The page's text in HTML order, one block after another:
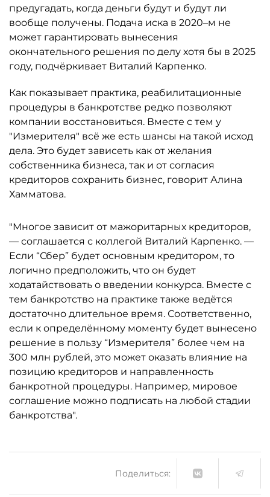
предугадать, когда деньги будут и будут ли
вообще получены. Подача иска в 2020–м не
может гарантировать вынесения
окончательного решения по делу хотя бы в 2025
году, подчёркивает Виталий Карпенко.
Как показывает практика, реабилитационные
процедуры в банкротстве редко позволяют
компании восстановиться. Вместе с тем у
"Измерителя" всё же есть шансы на такой исход
дела. Это будет зависеть как от желания
собственника бизнеса, так и от согласия
кредиторов сохранить бизнес, говорит Алина
Хамматова.
"Многое зависит от мажоритарных кредиторов,
— соглашается с коллегой Виталий Карпенко. —
Если “Сбер” будет основным кредитором, то
логично предположить, что он будет
ходатайствовать о введении конкурса. Вместе с
тем банкротство на практике также ведётся
достаточно длительное время. Соответственно,
если к определённому моменту будет вынесено
решение в пользу “Измерителя” более чем на
300 млн рублей, это может оказать влияние на
позицию кредиторов и направленность
банкротной процедуры. Например, мировое
соглашение можно подписать на любой стадии
банкротства".
Поделиться: